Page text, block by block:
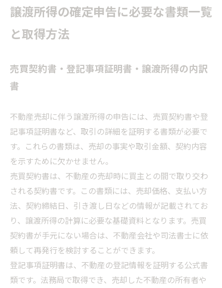
譲渡所得の確定申告に必要な書類一覧
と取得方法
売買契約書・登記事項証明書・譲渡所得の内訳
書
不動産売却に伴う譲渡所得の申告には、売買契約書や登
記事項証明書など、取引の詳細を証明する書類が必要で
す。これらの書類は、売却の事実や取引金額、契約内容
を示すために欠かせません。
売買契約書は、不動産の売却時に買主との間で取り交わ
される契約書です。この書類には、売却価格、支払い方
法、契約締結日、引き渡し日などの情報が記載されてお
り、譲渡所得の計算に必要な基礎資料となります。売買
契約書が手元にない場合は、不動産会社や司法書士に依
頼して再発行を検討することができます。
登記事項証明書は、不動産の登記情報を証明する公式書
類です。法務局で取得でき、売却した不動産の所有者や